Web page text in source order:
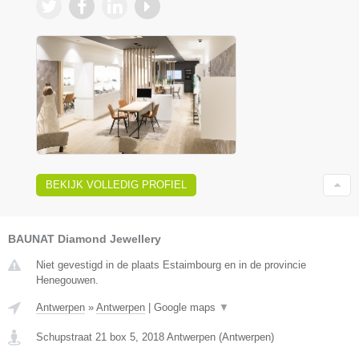
BEKIJK VOLLEDIG PROFIEL
BAUNAT Diamond Jewellery
Niet gevestigd in de plaats Estaimbourg en in de provincie
Henegouwen.
Antwerpen » Antwerpen Google maps ▼
Schupstraat 21 box 5 2018 Antwerpen (Antwerpen)